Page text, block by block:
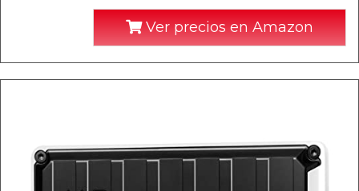
Ver precios en Amazon